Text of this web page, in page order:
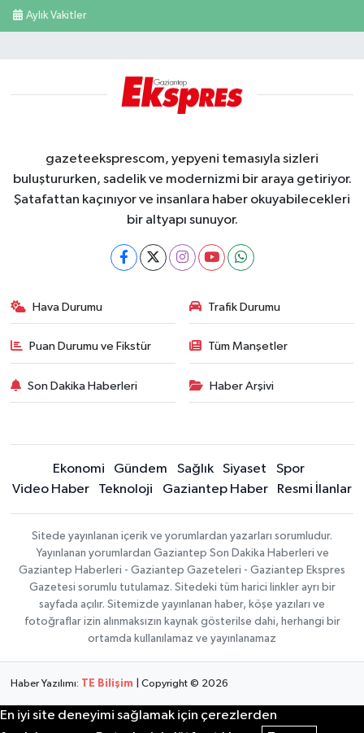
Aylık Vakitler
gazeteeksprescom, yepyeni temasıyla sizleri
buluştururken, sadelik ve modernizmi bir araya getiriyor.
Şatafattan kaçınıyor ve insanlara haber okuyabilecekleri
bir altyapı sunuyor.
Hava Durumu Trafik Durumu
Puan Durumu ve Fikstür Tüm Manşetler
Son Dakika Haberleri Haber Arşivi
Ekonomi Gündem Sağlık Siyaset
Spor
Video Haber
Teknoloji Gaziantep Haber Resmi İlanlar
Sitede yayınlanan içerik ve yorumlardan yazarları sorumludur.
Yayınlanan yorumlardan Gaziantep Son Dakika Haberleri ve
Gaziantep Haberleri - Gaziantep Gazeteleri - Gaziantep Ekspres
Gazetesi sorumlu tutulamaz. Sitedeki tüm harici linkler ayrı bir
sayfada açılır. Sitemizde yayınlanan haber, köşe yazıları ve
fotoğraflar izin alınmaksızın kaynak gösterilse dahi, herhangi bir
ortamda kullanılamaz ve yayınlanamaz
Haber Yazılımı: TE Bilişim | Copyright © 2026
En iyi site deneyimi sağlamak için çerezlerden